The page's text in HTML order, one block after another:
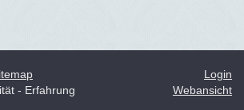
- Erfahrung
Login
Webansicht